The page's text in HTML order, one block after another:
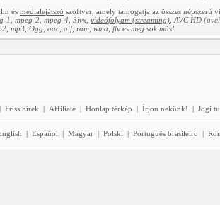
és médialejátszó szoftver, amely támogatja az összes
1, mpeg-2, mpeg-4, 3ivx, videófolyam (streaming) , AVC HD
mp3, Ogg, aac, aif, ram, wma, flv és még sok más!
| Friss hírek | Affiliate | Honlap térkép | Írjon nekünk! | Jogi
| Español | Magyar | Polski | Português brasileiro |